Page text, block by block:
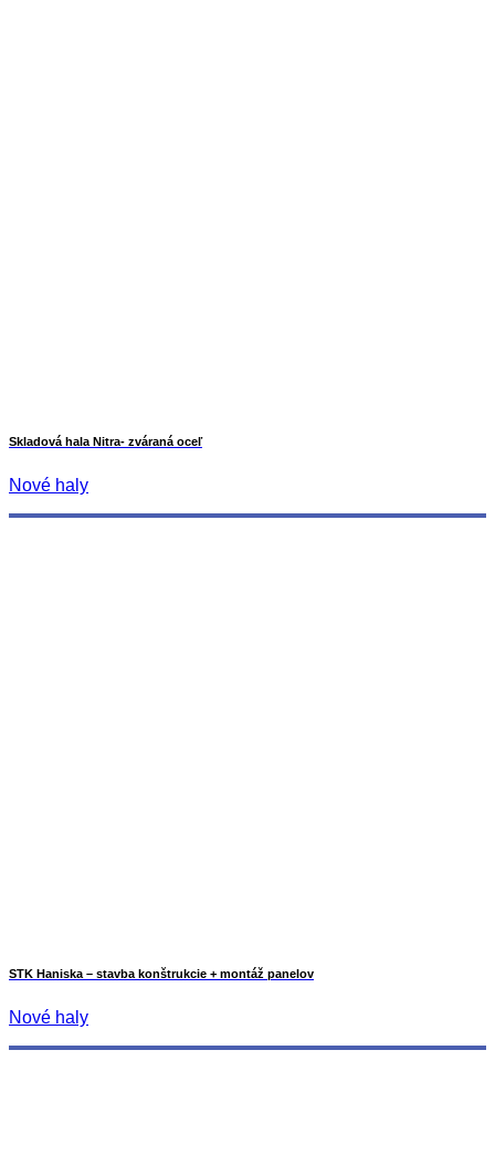
Skladová hala Nitra- zváraná oceľ
Nové haly
STK Haniska – stavba konštrukcie + montáž panelov
Nové haly